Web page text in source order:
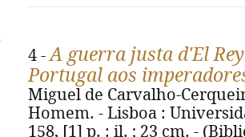
4 -A guerra justa d'El
Portugal aos
Miguel de Carvalho-
Homem. - Lisboa :
158, [1] p. : il. ; 23 cm. -